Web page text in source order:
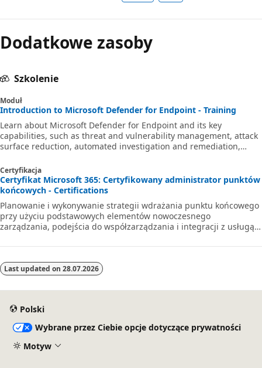
Dodatkowe zasoby
Szkolenie
Moduł
Introduction to Microsoft Defender for Endpoint - Training
Learn about Microsoft Defender for Endpoint and its key
capabilities, such as threat and vulnerability management, attack
surface reduction, automated investigation and remediation,
Certyfikacja
Certyfikat Microsoft 365: Certyfikowany administrator punktów
końcowych - Certifications
Planowanie i wykonywanie strategii wdrażania punktu końcowego
przy użyciu podstawowych elementów nowoczesnego
zarządzania, podejścia do współzarządzania i integracji z usługą
Last updated on 28.07.2026
Polski
Wybrane przez Ciebie opcje dotyczące prywatności
Motyw